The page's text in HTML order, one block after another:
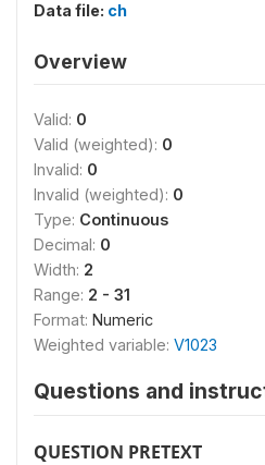
Data file: ch
Overview
Valid: 0
Valid (weighted): 0
Invalid: 0
Invalid (weighted): 0
Type: Continuous
Decimal: 0
Width: 2
Range: 2 - 31
Format: Numeric
Weighted variable: V1023
Questions and
QUESTION PRETEXT